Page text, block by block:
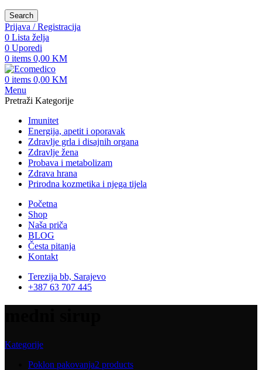
Search
Prijava / Registracija
0 Lista želja
0 Uporedi
0 items 0,00 KM
0 items 0,00 KM
Menu
Pretraži Kategorije
Imunitet
Energija, apetit i oporavak
Zdravlje grla i disajnih organa
Zdravlje žena
Probava i metabolizam
Zdrava hrana
Prirodna kozmetika i njega tijela
Početna
Shop
Naša priča
BLOG
Česta pitanja
Kontakt
Terezija bb, Sarajevo
+387 63 707 445
Kategorije
Poklon pakovanja2 products